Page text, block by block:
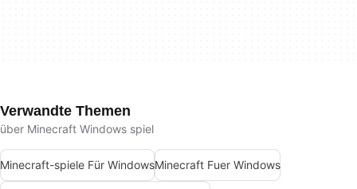
Verwandte Themen
über Minecraft Windows spiel
Minecraft-spiele Für WindowsMinecraft Fuer Windows